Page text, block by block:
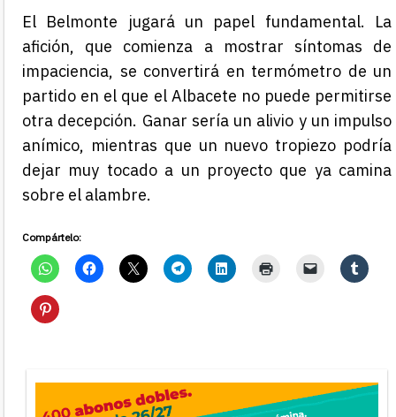
El Belmonte jugará un papel fundamental. La
afición, que comienza a mostrar síntomas de
impaciencia, se convertirá en termómetro de un
partido en el que el Albacete no puede permitirse
otra decepción. Ganar sería un alivio y un impulso
anímico, mientras que un nuevo tropiezo podría
dejar muy tocado a un proyecto que ya camina
sobre el alambre.
Compártelo: